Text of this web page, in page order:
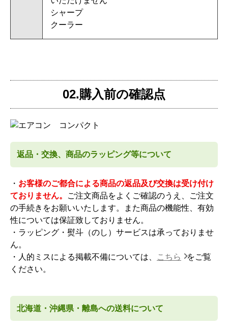
シャープ
クーラー
02.購入前の確認点
返品・交換、商品のラッピング等について
・ お客様のご都合による商品の返品及び交換は受け付け
ておりません。
ご注文商品をよくご確認のうえ、ご注文
の手続きをお願いいたします。また商品の機能性、有効
性については保証致しておりません。
・ラッピング・熨斗（のし）サービスは承っておりませ
ん。
・人的ミスによる掲載不備については、
こちら
をご覧
ください。
北海道・沖縄県・離島への送料について